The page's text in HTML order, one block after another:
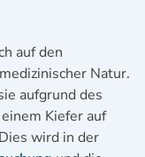
auf den
Natur.
aufgrund des
Kiefer auf
wird in der